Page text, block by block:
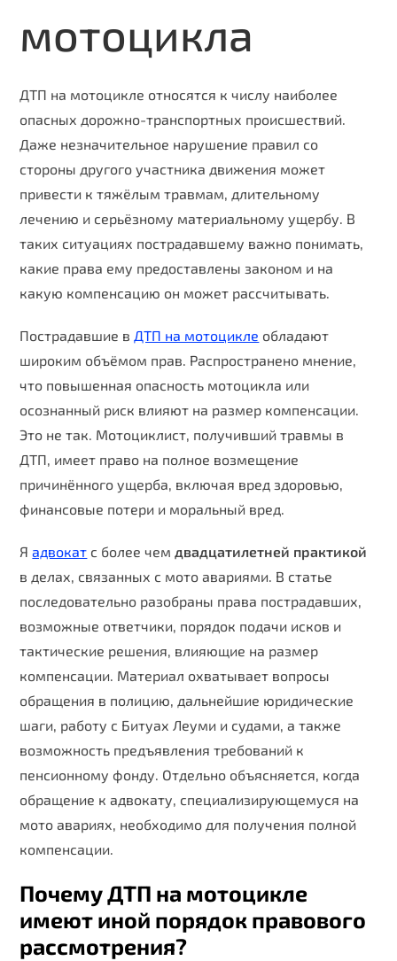
мотоцикла
ДТП на мотоцикле относятся к числу наиболее
опасных дорожно-транспортных происшествий.
Даже незначительное нарушение правил со
стороны другого участника движения может
привести к тяжёлым травмам, длительному
лечению и серьёзному материальному ущербу. В
таких ситуациях пострадавшему важно понимать,
какие права ему предоставлены законом и на
какую компенсацию он может рассчитывать.
Пострадавшие вДТП на мотоцикле обладают
широким объёмом прав. Распространено мнение,
что повышенная опасность мотоцикла или
осознанный риск влияют на размер компенсации.
Это не так. Мотоциклист, получивший травмы в
ДТП, имеет право на полное возмещение
причинённого ущерба, включая вред здоровью,
финансовые потери и моральный вред.
Яадвокат с более чемдвадцатилетней практикой
в делах, связанных с мото авариями. В статье
последовательно разобраны права пострадавших,
возможные ответчики, порядок подачи исков и
тактические решения, влияющие на размер
компенсации. Материал охватывает вопросы
обращения в полицию, дальнейшие юридические
шаги, работу с Битуах Леуми и судами, а также
возможность предъявления требований к
пенсионному фонду. Отдельно объясняется, когда
обращение к адвокату, специализирующемуся на
мото авариях, необходимо для получения полной
компенсации.
Почему ДТП на мотоцикле
имеют иной порядок правового
рассмотрения?